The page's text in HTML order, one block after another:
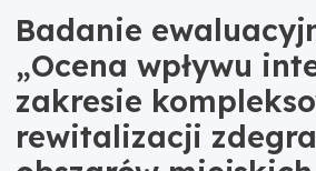
Badanie
„Ocena wpływu
zakresie
rewitalizacji